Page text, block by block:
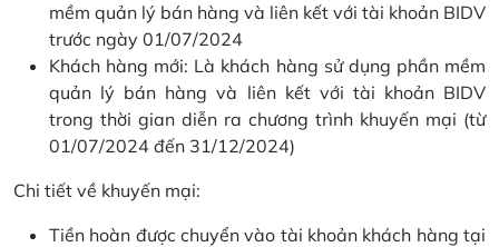
mềm quản lý bán hàng và liên kết với tài khoản BIDV
trước ngày 01/07/2024
Khách hàng mới: Là khách hàng sử dụng phần mềm
quản lý bán hàng và liên kết với tài khoản BIDV
trong thời gian diễn ra chương trình khuyến mại (từ
01/07/2024 đến 31/12/2024)
Chi tiết về khuyến mại:
Tiền hoàn được chuyển vào tài khoản khách hàng tại